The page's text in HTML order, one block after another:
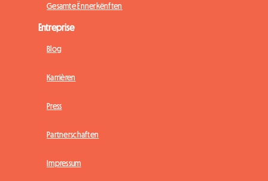
Gesamte Ënnerkënften
Entreprise
Blog
Karrièren
Press
Partnerschaften
Impressum